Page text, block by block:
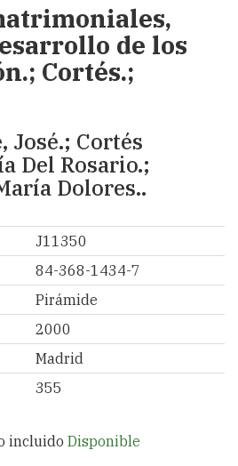
de los
Cortés.;
José.; Cortés
Del Rosario.;
Dolores..
J11350
84-368-1434-7
Pirámide
2000
Madrid
355
incluido Disponible